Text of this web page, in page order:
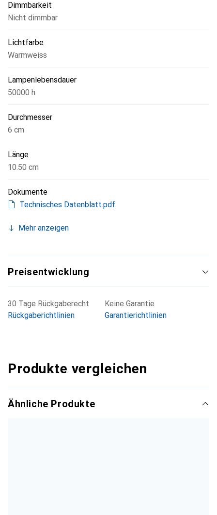
Dimmbarkeit
Nicht dimmbar
Lichtfarbe
Warmweiss
Lampenlebensdauer
50000 h
Durchmesser
6 cm
Länge
10.50 cm
Dokumente
Technisches Datenblatt.pdf
Mehr anzeigen
Preisentwicklung
30 Tage Rückgaberecht
Rückgaberichtlinien
Keine Garantie
Garantierichtlinien
Produkte vergleichen
Ähnliche Produkte